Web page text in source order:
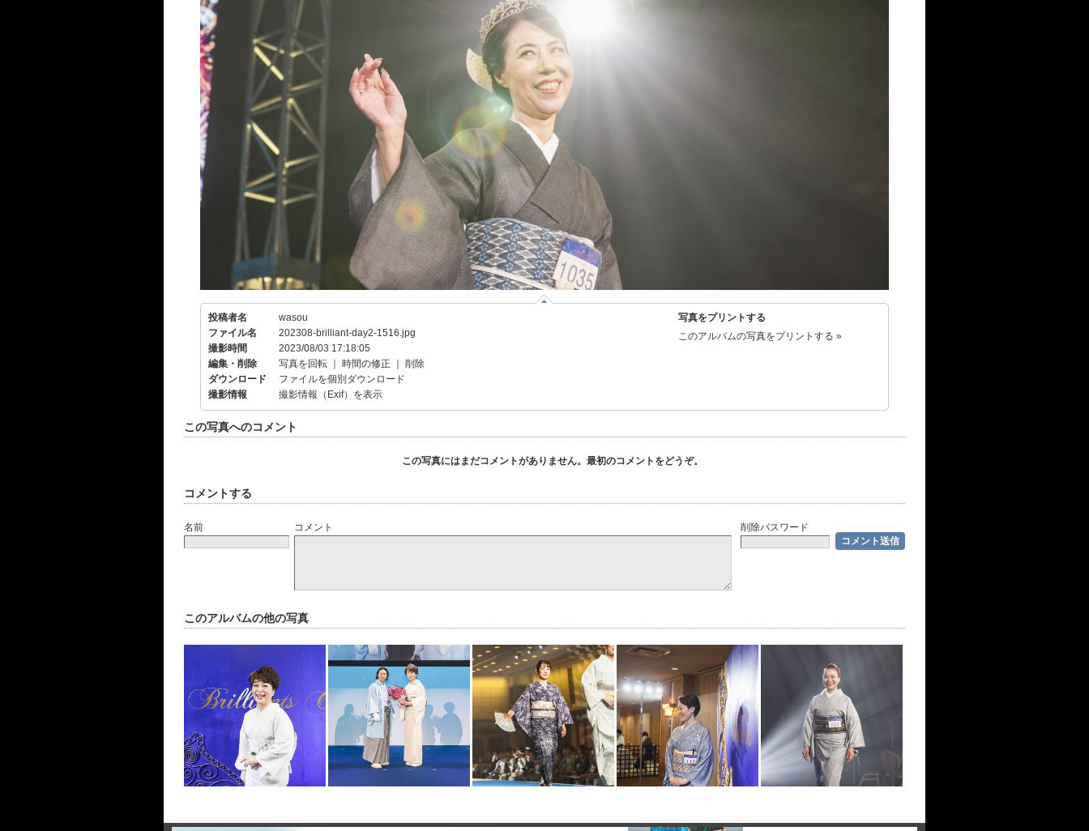
投稿者名
wasou
ファイル名
202308-brilliant-day2-1516.jpg
撮影時間
2023/08/03 17:18:05
編集・削除
写真を回転 時間の修正
削除
ダウンロード
ファイルを個別ダウンロード
撮影情報
撮影情報（Exif）を表示
写真をプリントする
このアルバムの写真をプリントする »
この写真へのコメント
この写真にはまだコメントがありません。最初のコメントをどうぞ。
コメントする
名前 コメント 削除パスワード
このアルバムの他の写真